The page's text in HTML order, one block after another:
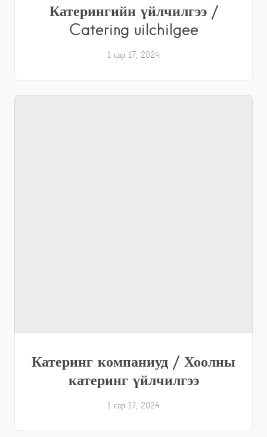
Катерингийн үйлчилгээ /
Catering uilchilgee
1 сар 17, 2024
Катеринг компаниуд / Хоолны
катеринг үйлчилгээ
1 сар 17, 2024